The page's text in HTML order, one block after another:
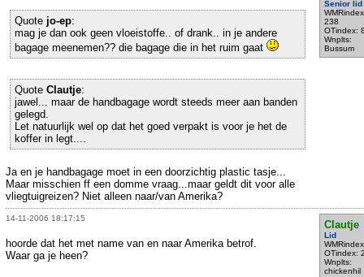
Senior lid
238
OTindex:
Wnplts:
Bussum
Quote jo-ep:
mag je dan ook geen vloeistoffe.. of drank.. in je andere
bagage meenemen?? die bagage die in het ruim gaat
Quote Clautje:
jawel... maar de handbagage wordt steeds meer aan banden
gelegd.
Let natuurlijk wel op dat het goed verpakt is voor je het de
koffer in legt....
Ja en je handbagage moet in een doorzichtig plastic tasje...
Maar misschien ff een domme vraag...maar geldt dit voor alle
vliegtuigreizen? Niet alleen naar/van Amerika?
14-11-2006 18:17:15
Clautje
Lid
OTindex:
Wnplts:
chickenhil
hoorde dat het met name van en naar Amerika betrof.
Waar ga je heen?